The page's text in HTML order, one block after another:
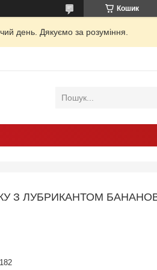
Кошик
день. Дякуємо за розуміння.
З ЛУБРИКАНТОМ
182